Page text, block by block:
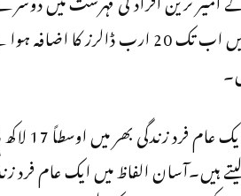
دلچسپ
کما لیتے ہیں۔آسان الفاظ میں ایک عام